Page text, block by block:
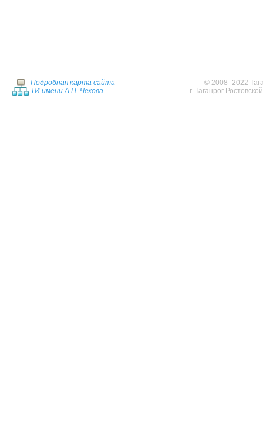
Подробная карта сайта
ТИ имени А.П. Чехова
© 2008–2022
г. Таганрог